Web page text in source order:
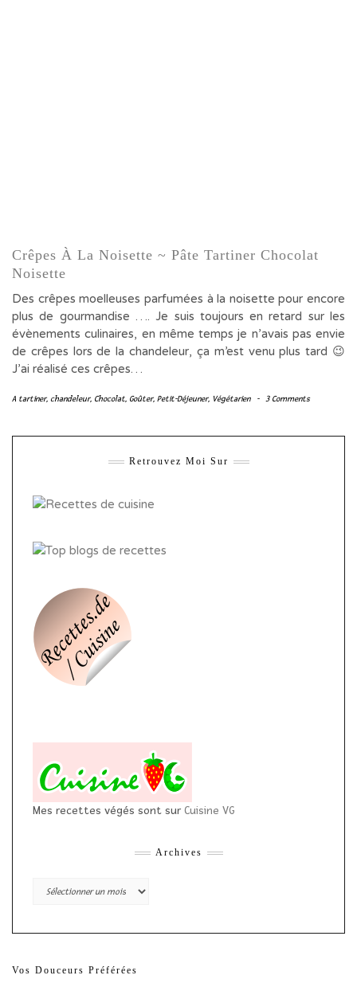
Crêpes À La Noisette ~ Pâte Tartiner Chocolat
Noisette
Des crêpes moelleuses parfumées à la noisette pour encore
plus de gourmandise …. Je suis toujours en retard sur les
évènements culinaires, en même temps je n’avais pas envie
de crêpes lors de la chandeleur, ça m’est venu plus tard 😉
J’ai réalisé ces crêpes…
A tartiner, chandeleur, Chocolat, Goûter, Petit-Déjeuner, Végétarien - 3 Comments
Retrouvez Moi Sur
Mes recettes végés sont sur Cuisine VG
Archives
Archives
Vos Douceurs Préférées